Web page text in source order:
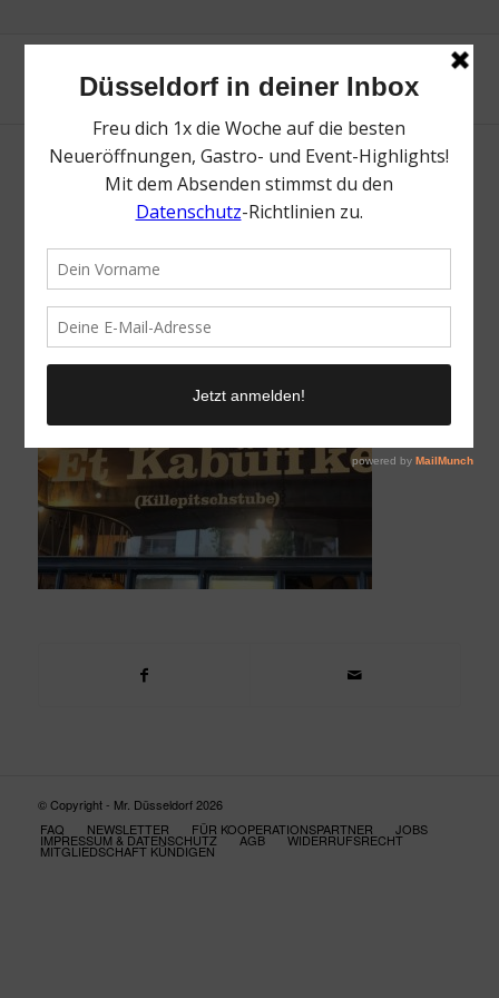
Et Kabüffke | Die 15 kultigsten Kneipen in
Jägerzug Jägerliebe 1954
© Copyright - Mr. Düsseldorf 2026
FAQ
NEWSLETTER FÜR KOOPERATIONSPARTNER JOBS
IMPRESSUM & DATENSCHUTZ AGB WIDERRUFSRECHT
MITGLIEDSCHAFT KÜNDIGEN